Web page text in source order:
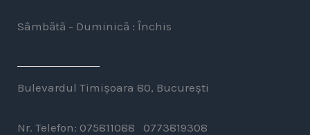
Sâmbătă - Duminică : Închis
Bulevardul Timișoara 80, București
Nr. Telefon: 075811088 0773819308